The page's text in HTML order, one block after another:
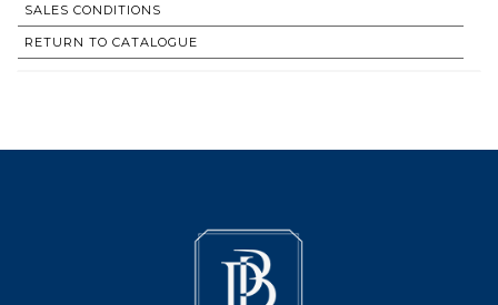
SALES CONDITIONS
RETURN TO CATALOGUE